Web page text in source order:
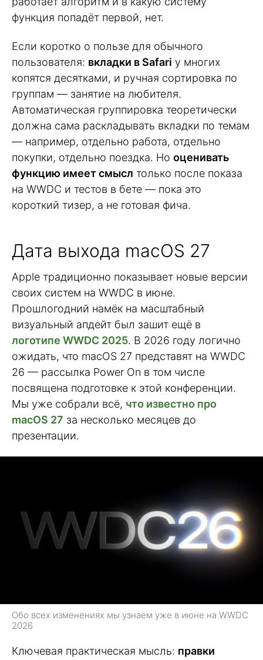
функция попадёт первой, нет.
Если коротко о пользе для обычного
пользователя: вкладки в Safari у многих
копятся десятками, и ручная сортировка по
группам — занятие на любителя.
Автоматическая группировка теоретически
должна сама раскладывать вкладки по темам
— например, отдельно работа, отдельно
покупки, отдельно поездка. Но оценивать
функцию имеет смысл только после показа
на WWDC и тестов в бете — пока это
короткий тизер, а не готовая фича.
Дата выхода macOS 27
Apple традиционно показывает новые версии
своих систем на WWDC в июне.
Прошлогодний намёк на масштабный
визуальный апдейт был зашит ещё в
логотипе WWDC 2025. В 2026 году логично
ожидать, что macOS 27 представят на WWDC
26 — рассылка Power On в том числе
посвящена подготовке к этой конференции.
Мы уже собрали всё, что известно про
macOS 27 за несколько месяцев до
презентации.
Обо всех изменениях мы узнаем уже в июне на WWDC
2026
Ключевая практическая мысль: правки